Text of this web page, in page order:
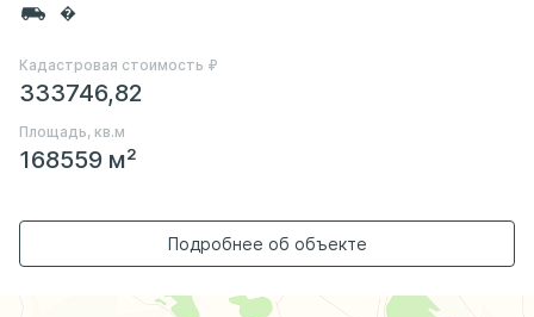
�
Кадастровая стоимость ₽
333746,82
Площадь, кв.м
168559 м²
Подробнее об объекте